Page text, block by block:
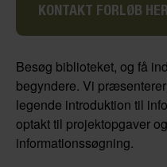
KONTAKT FORLØB HER
Besøg biblioteket, og få
begyndere. Vi
legende introduktion til
optakt til projektopgaver
informationssøgning.